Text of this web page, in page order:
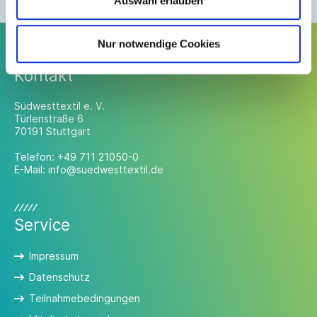
Nur notwendige Cookies
Kontakt
Südwesttextil e. V.
Türlenstraße 6
70191 Stuttgart
Telefon: +49 711 21050-0
E-Mail: info@suedwesttextil.de
Service
Impressum
Datenschutz
Teilnahmebedingungen